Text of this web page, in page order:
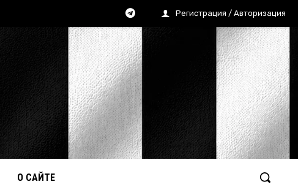
Регистрация / Авторизация
О САЙТЕ